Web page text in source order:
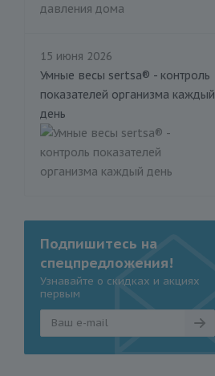
15 июня 2026
Умные весы sertsa® - контроль
показателей организма каждый
день
Подпишитесь на
спецпредложения!
Узнавайте о скидках и акциях
первым